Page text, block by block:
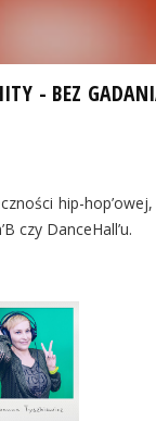
- BEZ
hip-
czy DanceHall’u.